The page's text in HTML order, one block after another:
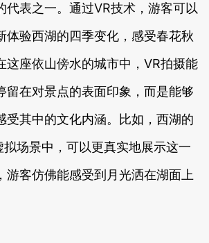
代表之一。通过VR技术，游客可以
体验西湖的四季变化，感受春花秋
这座依山傍水的城市中，VR拍摄能
留在对景点的表面印象，而是能够
受其中的文化内涵。比如，西湖的
拟场景中，可以更真实地展示这一
游客仿佛能感受到月光洒在湖面上